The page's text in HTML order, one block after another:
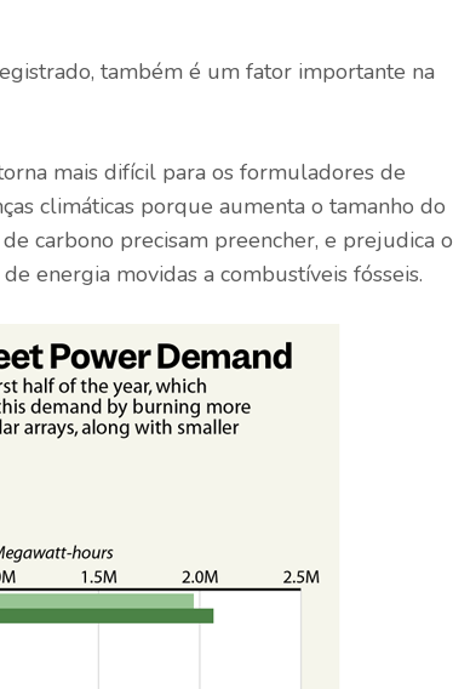
também é um fator importante na
mais difícil para os formuladores de
climáticas porque aumenta o tamanho do
carbono precisam preencher, e prejudica o
energia movidas a combustíveis fósseis.